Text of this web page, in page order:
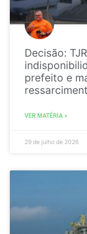
Decisão:
prefeito e
VER MATÉRIA »
29 de julho de 2026